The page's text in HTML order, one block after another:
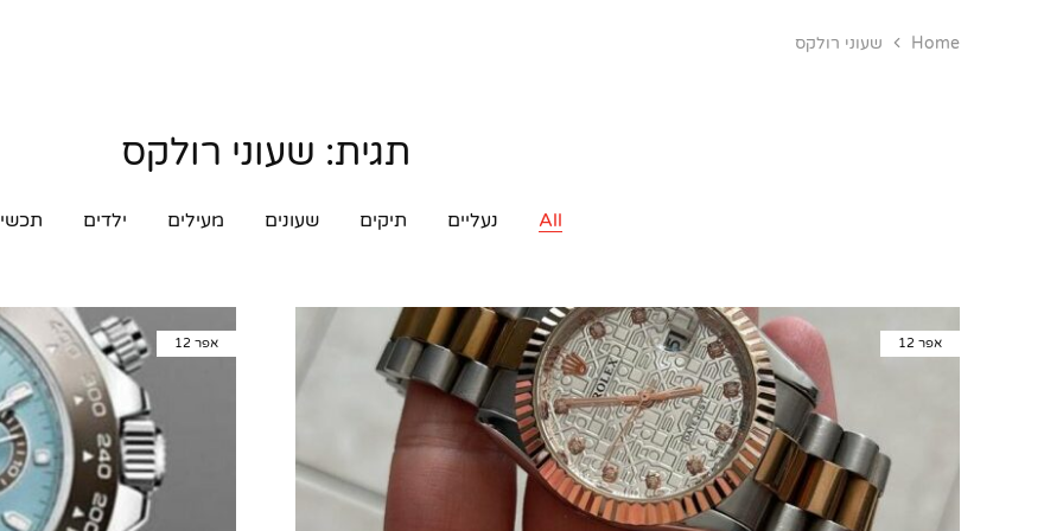
Home שעוני רולקס
תגית: שעוני רולקס
All נעליים תיקים שעונים מעילים ילדים
אפר 12 אפר 12